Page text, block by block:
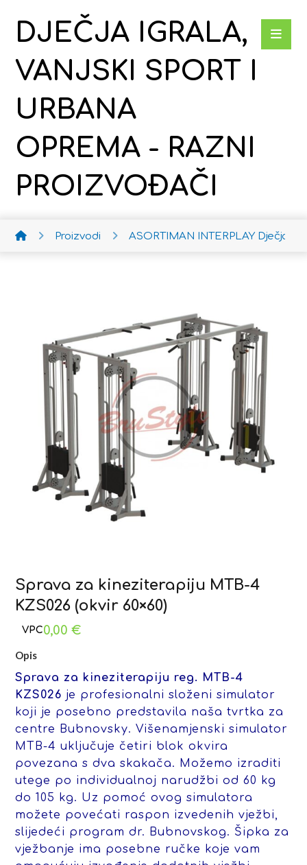
DJEČJA IGRALA,
VANJSKI SPORT I
URBANA
OPREMA - RAZNI
PROIZVOĐAČI
Proizvodi ASORTIMAN INTERPLAY Dječja
Sprava za kineziterapiju MTB-4
KZS026 (okvir 60×60)
0,00€
Opis
Sprava za kineziterapiju reg. MTB-4
KZS026 je profesionalni složeni simulator
koji je posebno predstavila naša tvrtka za
centre Bubnovsky. Višenamjenski simulator
MTB-4 uključuje četiri blok okvira
povezana s dva skakača. Možemo izraditi
utege po individualnoj narudžbi od 60 kg
do 105 kg. Uz pomoć ovog simulatora
možete povećati raspon izvedenih vježbi,
slijedeći program dr. Bubnovskog. Šipka za
vježbanje ima posebne ručke koje vam